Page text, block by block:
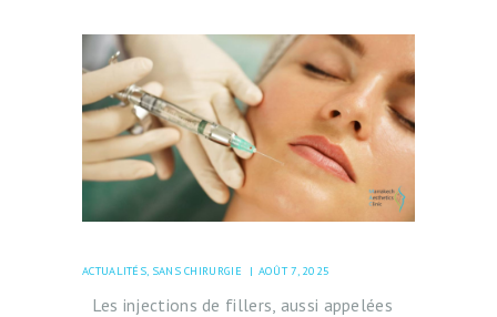
ACTUALITÉS SANS CHIRURGIE AOÛT 7, 2025
Les injections de fillers, aussi appelées